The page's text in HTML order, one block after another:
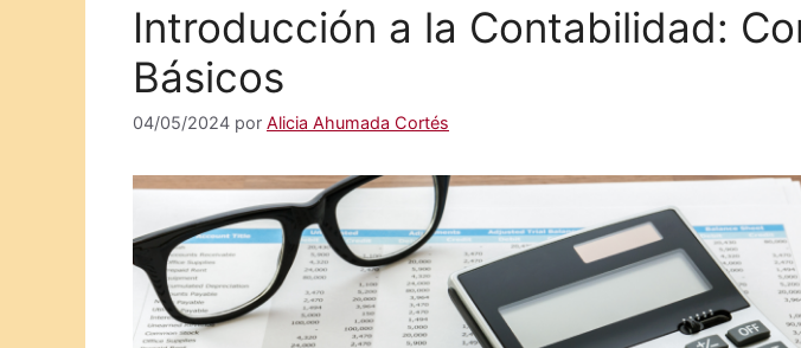
Introducción a la Contabilidad:
Básicos
04/05/2024 por Alicia Ahumada Cortés